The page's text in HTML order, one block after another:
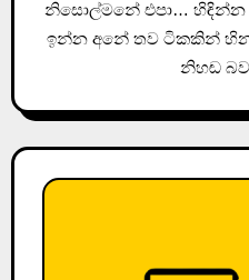
නිසොල්මනේ එපා… හිඳින්න
ඉන්න අනේ තව ටිකකින්
නිහඬ